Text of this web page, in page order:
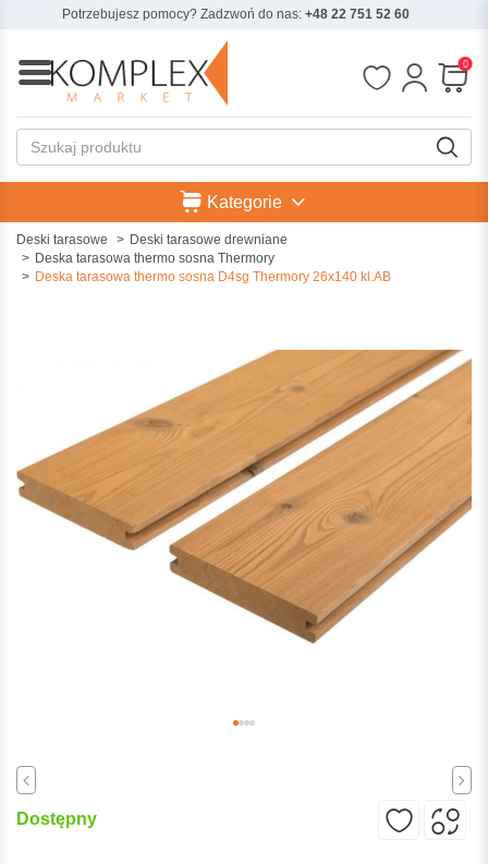
Potrzebujesz pomocy? Zadzwoń do nas: +48 22 751 52 60
0
Kategorie
Deski tarasowe
Deski tarasowe drewniane
Deska tarasowa thermo sosna Thermory
Deska tarasowa thermo sosna D4sg Thermory 26x140 kl.AB
Dostępny